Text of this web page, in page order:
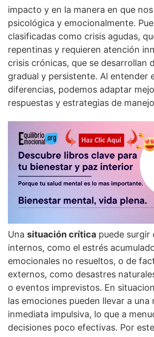
impacto y en la manera en que
psicológica y emocionalmente.
clasificadas como crisis agudas,
repentinas y requieren atención
crisis crónicas, que se desarrollan
gradual y persistente. Al entender
diferencias, podemos adaptar
respuestas y estrategias de
Una situación crí­tica puede surgir
internos, como el estrés
emocionales no resueltos, o de
externos, como desastres
o eventos imprevistos. En
las emociones pueden llevar a una
inmediata impulsiva, lo que a
decisiones poco efectivas. Por